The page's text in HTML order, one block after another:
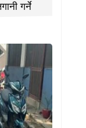
गर्ने